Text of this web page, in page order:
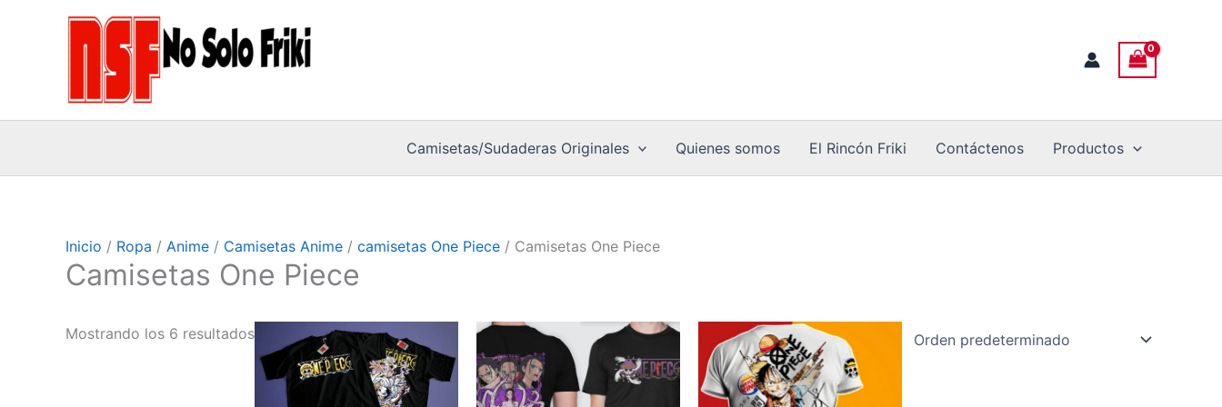
Camisetas/Sudaderas Originales Quienes somos El Rincón Friki Contáctenos Productos
Inicio / Ropa / Anime / Camisetas Anime / camisetas One Piece / Camisetas One Piece
Camisetas One Piece
Mostrando los 6 resultados
Este
producto
tiene
múltiples
producto
tiene
múltiples
Este
producto
tiene
múltiples